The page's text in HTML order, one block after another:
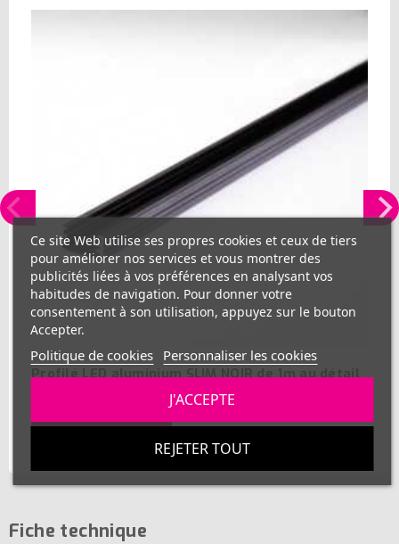
Profilé LED aluminium SLIM NOIR de 1m au détail
Fiche technique
Ce site Web utilise ses propres cookies et ceux de tiers
pour améliorer nos services et vous montrer des
publicités liées à vos préférences en analysant vos
habitudes de navigation. Pour donner votre
consentement à son utilisation, appuyez sur le bouton
Accepter.
Politique de cookies Personnaliser les cookies
REJETER TOUT
J'ACCEPTE